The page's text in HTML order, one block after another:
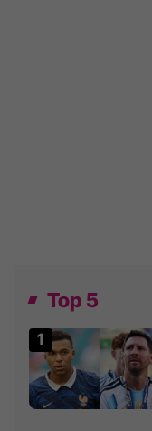
Top 5